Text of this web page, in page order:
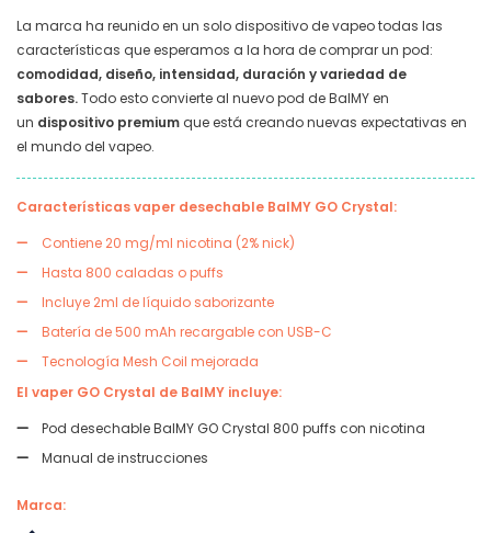
La marca ha reunido en un solo dispositivo de vapeo todas las
características que esperamos a la hora de comprar un pod:
comodidad, diseño, intensidad, duración y variedad de
sabores.Todo esto convierte al nuevo pod de BalMY en
un dispositivo premium que está creando nuevas expectativas en
el mundo del vapeo.
Características vaper desechable BalMY GO Crystal:
Contiene 20 mg/ml nicotina (2% nick)
Hasta 800 caladas o puffs
Incluye 2ml de líquido saborizante
Batería de 500 mAh recargable con USB-C
Tecnología Mesh Coil mejorada
El vaper GO Crystal de BalMY incluye:
Pod desechable BalMY GO Crystal 800 puffs con nicotina
Manual de instrucciones
Marca: